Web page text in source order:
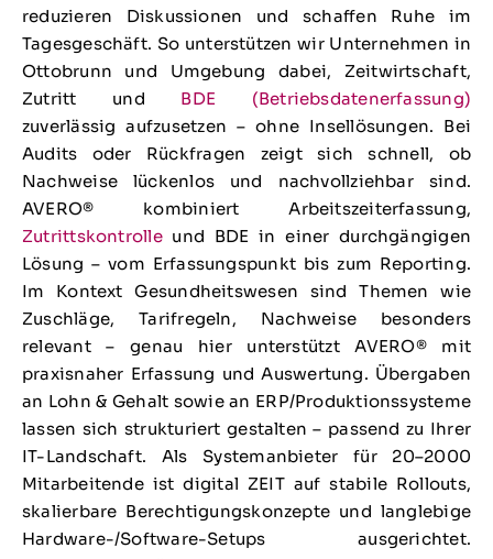
reduzieren Diskussionen und schaffen Ruhe im
Tagesgeschäft. So unterstützen wir Unternehmen in
Ottobrunn und Umgebung dabei, Zeitwirtschaft,
Zutritt und BDE (Betriebsdatenerfassung)
zuverlässig aufzusetzen – ohne Insellösungen. Bei
Audits oder Rückfragen zeigt sich schnell, ob
Nachweise lückenlos und nachvollziehbar sind.
AVERO® kombiniert Arbeitszeiterfassung,
Zutrittskontrolleund BDE in einer durchgängigen
Lösung – vom Erfassungspunkt bis zum Reporting.
Im Kontext Gesundheitswesen sind Themen wie
Zuschläge, Tarifregeln, Nachweise besonders
relevant – genau hier unterstützt AVERO® mit
praxisnaher Erfassung und Auswertung. Übergaben
an Lohn & Gehalt sowie an ERP/Produktionssysteme
lassen sich strukturiert gestalten – passend zu Ihrer
IT-Landschaft. Als Systemanbieter für 20–2000
Mitarbeitende ist digital ZEIT auf stabile Rollouts,
skalierbare Berechtigungskonzepte und langlebige
Hardware-/Software-Setups ausgerichtet.